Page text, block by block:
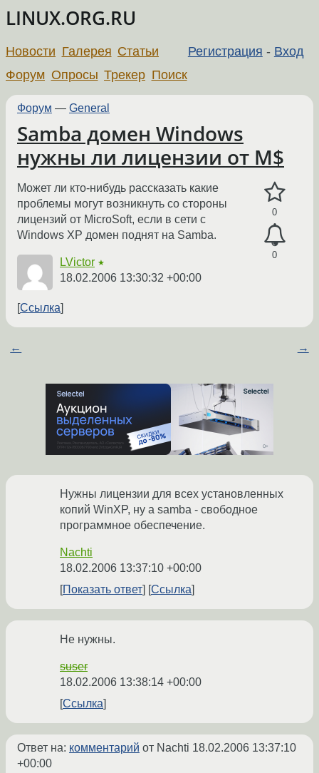
LINUX.ORG.RU
Регистрация - Вход
Новости Галерея Статьи
Форум Опросы Трекер Поиск
Форум — General
Samba домен Windows
нужны ли лицензии от M$
0
0
Может ли кто-нибудь рассказать какие
проблемы могут возникнуть со стороны
лицензий от MicroSoft, если в сети с
Windows XP домен поднят на Samba.
LVictor ★
18.02.2006 13:30:32 +00:00
Ссылка
← →
Нужны лицензии для всех установленных
копий WinXP, ну а samba - свободное
программное обеспечение.
Nachti
18.02.2006 13:37:10 +00:00
Показать ответ
Ссылка
Не нужны.
suser
18.02.2006 13:38:14 +00:00
Ссылка
Ответ на: комментарий от Nachti 18.02.2006 13:37:10
+00:00